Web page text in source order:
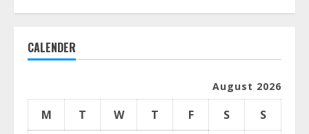
CALENDER
August 2026
M T W T F S S